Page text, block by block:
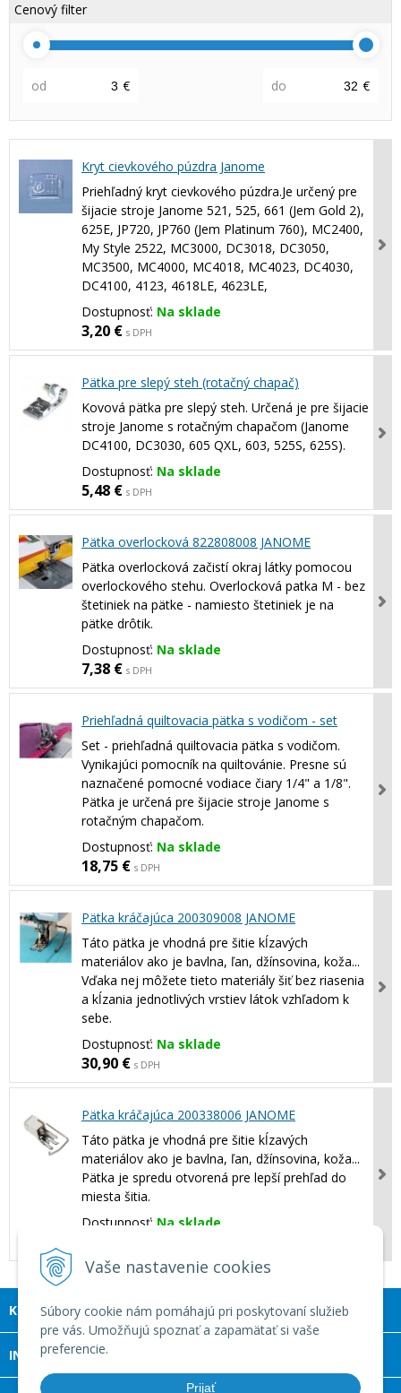
Vaše nastavenie cookies
Súbory cookie nám pomáhajú pri poskytovaní služieb
pre vás. Umožňujú spoznať a zapamätať si vaše
preferencie.
Prijať
Cenový filter
od € do €
Kryt cievkového púzdra Janome
Priehľadný kryt cievkového púzdra.Je určený pre
šijacie stroje Janome 521, 525, 661 (Jem Gold 2),
625E, JP720, JP760 (Jem Platinum 760), MC2400,
My Style 2522, MC3000, DC3018, DC3050,
MC3500, MC4000, MC4018, MC4023, DC4030,
DC4100, 4123, 4618LE, 4623LE,
Dostupnosť: Na sklade
3,20 € s DPH
Pätka pre slepý steh (rotačný chapač)
Kovová pätka pre slepý steh. Určená je pre šijacie
stroje Janome s rotačným chapačom (Janome
DC4100, DC3030, 605 QXL, 603, 525S, 625S).
Dostupnosť: Na sklade
5,48 € s DPH
Pätka overlocková 822808008 JANOME
Pätka overlocková začistí okraj látky pomocou
overlockového stehu. Overlocková patka M - bez
štetiniek na pätke - namiesto štetiniek je na
pätke drôtik.
Dostupnosť: Na sklade
7,38 € s DPH
Priehľadná quiltovacia pätka s vodičom - set
Set - priehľadná quiltovacia pätka s vodičom.
Vynikajúci pomocník na quiltovánie. Presne sú
naznačené pomocné vodiace čiary 1/4" a 1/8".
Pätka je určená pre šijacie stroje Janome s
rotačným chapačom.
Dostupnosť: Na sklade
18,75 € s DPH
Pätka kráčajúca 200309008 JANOME
Táto pätka je vhodná pre šitie kĺzavých
materiálov ako je bavlna, ľan, džínsovina, koža...
Vďaka nej môžete tieto materiály šiť bez riasenia
a kĺzania jednotlivých vrstiev látok vzhľadom k
sebe.
Dostupnosť: Na sklade
30,90 € s DPH
Pätka kráčajúca 200338006 JANOME
Táto pätka je vhodná pre šitie kĺzavých
materiálov ako je bavlna, ľan, džínsovina, koža...
Pätka je spredu otvorená pre lepší prehľad do
miesta šitia.
Dostupnosť: Na sklade
KONTAKT
INFOLINKA